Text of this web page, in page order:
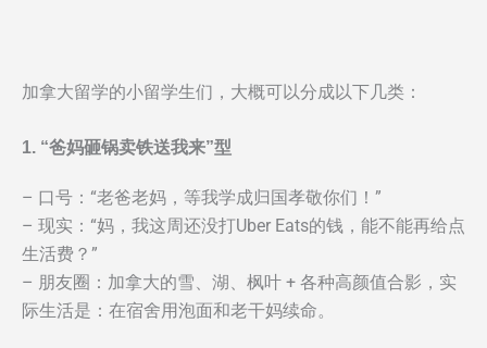
加拿大留学的小留学生们，大概可以分成以下几类：
1. “爸妈砸锅卖铁送我来”型
– 口号：“老爸老妈，等我学成归国孝敬你们！”
– 现实：“妈，我这周还没打Uber Eats的钱，能不能再给点
生活费？”
– 朋友圈：加拿大的雪、湖、枫叶 + 各种高颜值合影，实
际生活是：在宿舍用泡面和老干妈续命。